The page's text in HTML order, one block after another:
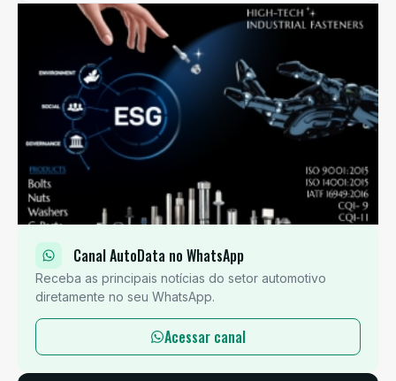
Canal AutoData no WhatsApp
Receba as principais notícias do setor automotivo
diretamente no seu WhatsApp.
Acessar canal